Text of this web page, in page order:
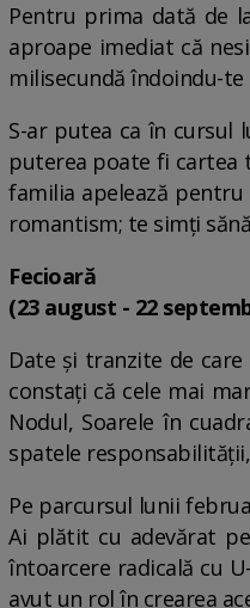
Pentru prima dată de
aproape imediat că
milisecundă îndoindu-te
S-ar putea ca în cursul
puterea poate fi cartea
familia apelează
romantism; te simți
Fecioară
(23 august - 22
Date și tranzite de
constați că cele mai
Nodul, Soarele în
spatele
Pe parcursul lunii
Ai plătit cu adevărat
întoarcere radicală cu
avut un rol în crearea